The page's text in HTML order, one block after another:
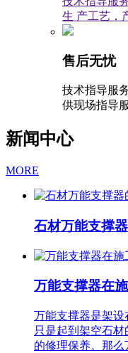
生 产工艺，
售后无忧
技术指导服
供现场指导
新闻中心
MORE
石材万能支撑
万能支撑器在
万能支撑器是架设
只是起到架空石
的修理保养。那